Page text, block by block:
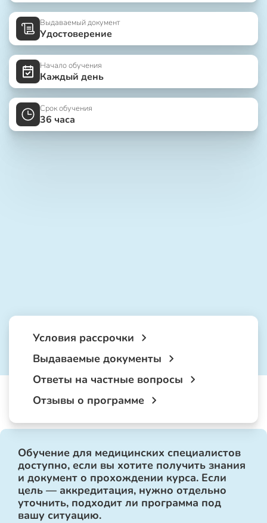
Выдаваемый документ
Удостоверение
Начало обучения
Каждый день
Срок обучения
36 часа
Условия рассрочки
Выдаваемые документы
Ответы на частные вопросы
Отзывы о программе
Обучение для медицинских специалистов
доступно, если вы хотите получить знания
и документ о прохождении курса. Если
цель — аккредитация, нужно отдельно
уточнить, подходит ли программа под
вашу ситуацию.